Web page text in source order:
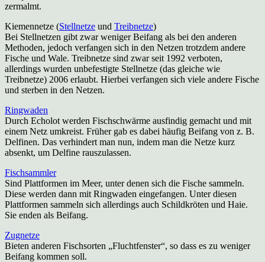
zermalmt.
Kiemennetze (Stellnetze und Treibnetze)
Bei Stellnetzen gibt zwar weniger Beifang als bei den anderen
Methoden, jedoch verfangen sich in den Netzen trotzdem andere
Fische und Wale. Treibnetze sind zwar seit 1992 verboten,
allerdings wurden unbefestigte Stellnetze (das gleiche wie
Treibnetze) 2006 erlaubt. Hierbei verfangen sich viele andere Fische
und sterben in den Netzen.
Ringwaden
Durch Echolot werden Fischschwärme ausfindig gemacht und mit
einem Netz umkreist. Früher gab es dabei häufig Beifang von z. B.
Delfinen. Das verhindert man nun, indem man die Netze kurz
absenkt, um Delfine rauszulassen.
Fischsammler
Sind Plattformen im Meer, unter denen sich die Fische sammeln.
Diese werden dann mit Ringwaden eingefangen. Unter diesen
Plattformen sammeln sich allerdings auch Schildkröten und Haie.
Sie enden als Beifang.
Zugnetze
Bieten anderen Fischsorten „Fluchtfenster“, so dass es zu weniger
Beifang kommen soll.